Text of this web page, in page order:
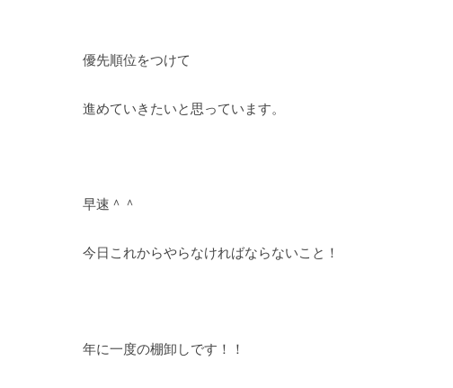
優先順位をつけて
進めていきたいと思っています。
早速＾＾
今日これからやらなければならないこと！
年に一度の棚卸しです！！